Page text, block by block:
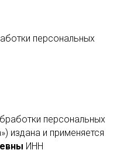
персональных
персональных
издана и применяется
ИНН